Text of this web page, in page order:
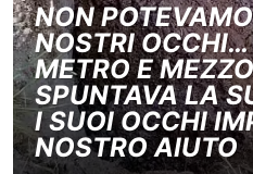
NON
NOSTRI
METRO E
SPUNTAVA LA
I SUOI OCCHI
NOSTRO AIUTO